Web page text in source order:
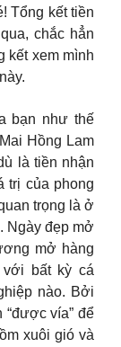
Tổng kết tiền
chắc hẳn
kết xem mình
bạn như thế
Hồng Lam
là tiền nhận
trị của phong
trọng là ở
Ngày đẹp mở
mở hàng
với bất kỳ cá
nào. Bởi
vía” để
xuôi gió và